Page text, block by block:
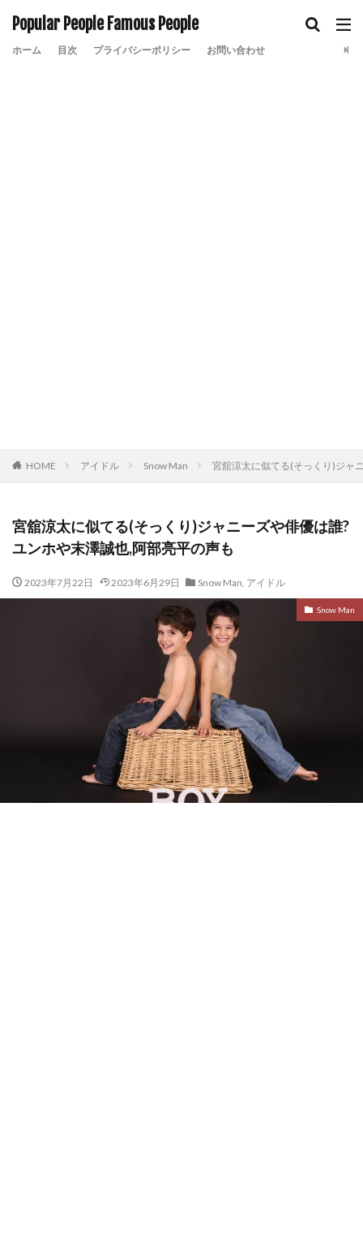
Popular People Famous People
ホーム 目次 プライバシーポリシー お問い合わせ
HOME アイドル Snow Man 宮舘涼太に似てる(そっくり)ジャ
宮舘涼太に似てる(そっくり)ジャニーズや俳優は誰?
ユンホや末澤誠也,阿部亮平の声も
2023年7月22日 2023年6月29日 Snow Man, アイドル
Snow Man